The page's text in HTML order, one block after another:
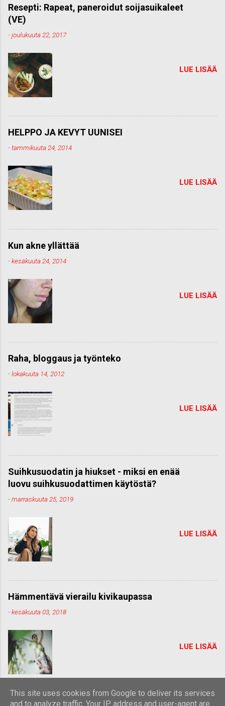
m
e
n
t
Resepti: Rapeat, paneroidut soijasuikaleet
(VE)
-joulukuuta 22, 2017
LUE LISÄÄ
HELPPO JA KEVYT UUNISEI
-tammikuuta 24, 2014
LUE LISÄÄ
Kun akne yllättää
-kesäkuuta 24, 2014
LUE LISÄÄ
Raha, bloggaus ja työnteko
-lokakuuta 14, 2012
LUE LISÄÄ
Suihkusuodatin ja hiukset - miksi en enää
luovu suihkusuodattimen käytöstä?
-marraskuuta 25, 2019
LUE LISÄÄ
Hämmentävä vierailu kivikaupassa
-kesäkuuta 03, 2018
LUE LISÄÄ
This site uses cookies from Google to deliver its services
and to analyze traffic. Your IP address and user-agent are